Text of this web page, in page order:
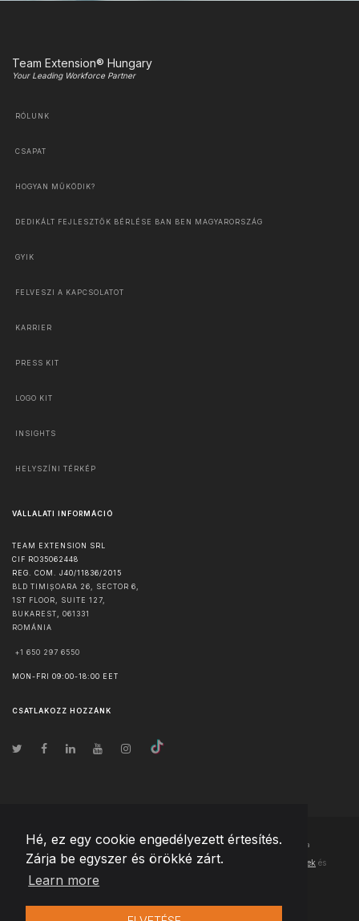
Hé, ez egy cookie engedélyezett értesítés.
Zárja be egyszer és örökké zárt.
Learn more
Team Extension® Hungary
Your Leading Workforce Partner
RÓLUNK
CSAPAT
HOGYAN MŰKÖDIK?
DEDIKÁLT FEJLESZTŐK BÉRLÉSE BAN BEN MAGYARORSZÁG
GYIK
FELVESZI A KAPCSOLATOT
KARRIER
PRESS KIT
LOGO KIT
INSIGHTS
HELYSZÍNI TÉRKÉP
VÁLLALATI INFORMÁCIÓ
TEAM EXTENSION SRL
CIF RO35062448
REG. COM. J40/11836/2015
BLD TIMIȘOARA 26, SECTOR 6,
1ST FLOOR, SUITE 127,
BUKAREST
061331
ROMÁNIA
+1 650 297 6550
MON-FRI 09:00-18:00 EET
CSATLAKOZZ HOZZÁNK
© Szerzői jog2026 Team Extension Hungary- Minden jog fenntartva
Changelog ● Ezen webhely használatával elfogadja Használati feltételek és